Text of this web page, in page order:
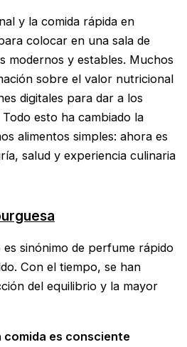
y la comida rápida en
colocar en una sala de
modernos y estables. Muchos
sobre el valor nutricional
digitales para dar a los
esto ha cambiado la
alimentos simples: ahora es
salud y experiencia culinaria
sinónimo de perfume rápido
Con el tiempo, se han
del equilibrio y la mayor
comida es consciente